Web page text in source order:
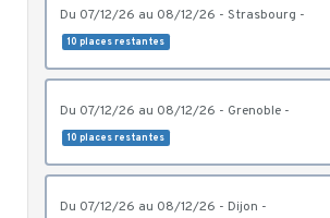
du 07/12/26 au 08/12/26 - Strasbourg -
10 places restantes
du 07/12/26 au 08/12/26 - Grenoble -
10 places restantes
du 07/12/26 au 08/12/26 - Dijon -